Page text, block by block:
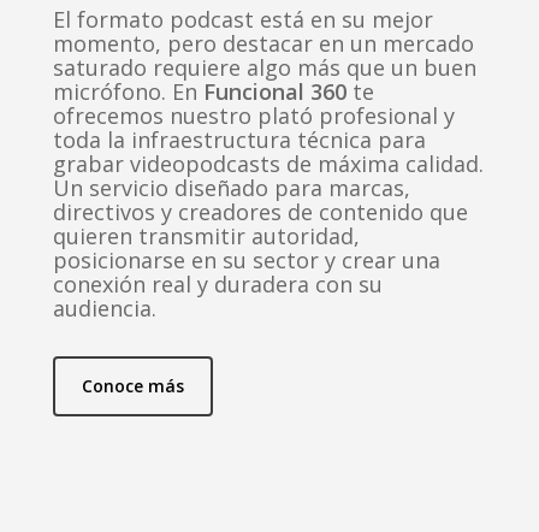
El formato podcast está en su mejor
momento, pero destacar en un mercado
saturado requiere algo más que un buen
micrófono. En Funcional 360te
ofrecemos nuestro plató profesional y
toda la infraestructura técnica para
grabar videopodcasts de máxima calidad.
Un servicio diseñado para marcas,
directivos y creadores de contenido que
quieren transmitir autoridad,
posicionarse en su sector y crear una
conexión real y duradera con su
audiencia.
Conoce más